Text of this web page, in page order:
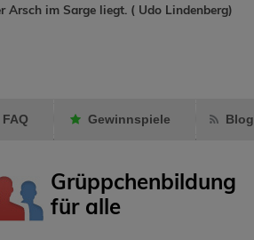
rebuat1974hat
Arsch im Sarge liegt. ( Udo Lindenberg)
FAQ Gewinnspiele Blog
Grüppchenbildung
für alle